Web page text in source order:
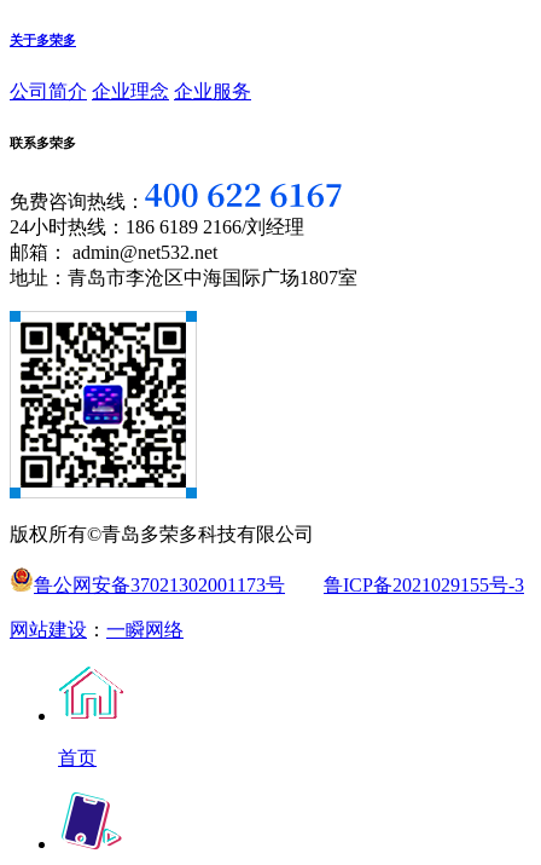
关于多荣多
公司简介 企业理念 企业服务
联系多荣多
免费咨询热线：
24小时热线：186 6189 2166/刘经理
邮箱： admin@net532.net
地址：青岛市李沧区中海国际广场1807室
版权所有©青岛多荣多科技有限公司
鲁公网安备37021302001173号 鲁ICP备2021029155号-3
网站建设 ： 一瞬网络
首页